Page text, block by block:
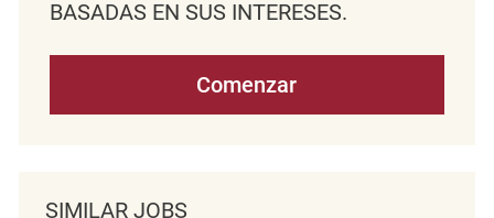
BASADAS EN SUS INTERESES.
Comenzar
SIMILAR JOBS